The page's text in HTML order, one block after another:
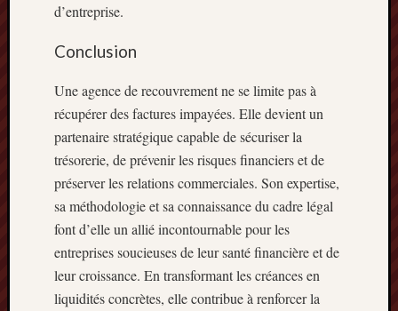
d’entreprise.
Conclusion
Une agence de recouvrement ne se limite pas à
récupérer des factures impayées. Elle devient un
partenaire stratégique capable de sécuriser la
trésorerie, de prévenir les risques financiers et de
préserver les relations commerciales. Son expertise,
sa méthodologie et sa connaissance du cadre légal
font d’elle un allié incontournable pour les
entreprises soucieuses de leur santé financière et de
leur croissance. En transformant les créances en
liquidités concrètes, elle contribue à renforcer la